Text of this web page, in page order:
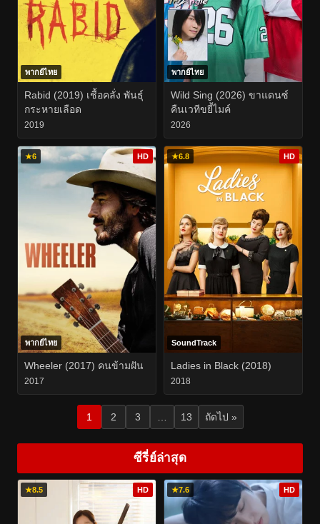
พากย์ไทย
Rabid (2019) เชื้อคลั่ง พันธุ์
กระหายเลือด
2019
พากย์ไทย
Wild Sing (2026) ขาแดนซ์
คืนเวทีขยี้ไมค์
2026
★6 HD
พากย์ไทย
Wheeler (2017) คนข้ามฝัน
2017
★6.8 HD
SoundTrack
Ladies in Black (2018)
2018
1 2 3 13 ถัดไป »
ซีรี่ย์ล่าสุด
★8.5 HD ★7.6 HD